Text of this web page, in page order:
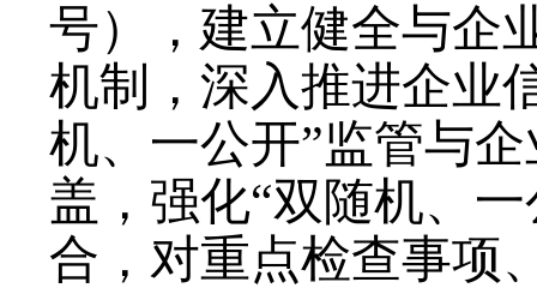
号）
，建立健全与企
机制，深入推进企业
机、一公开”监管与
盖 ，强化“双随机、
合， 对重点检查事项